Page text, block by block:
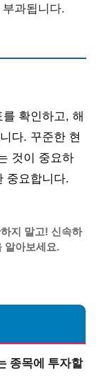
과됩니다.
확인하고, 해
다. 꾸준한 현
것이 중요하
중요합니다.
지 말고! 신속하
알아보세요.
종목에 투자할